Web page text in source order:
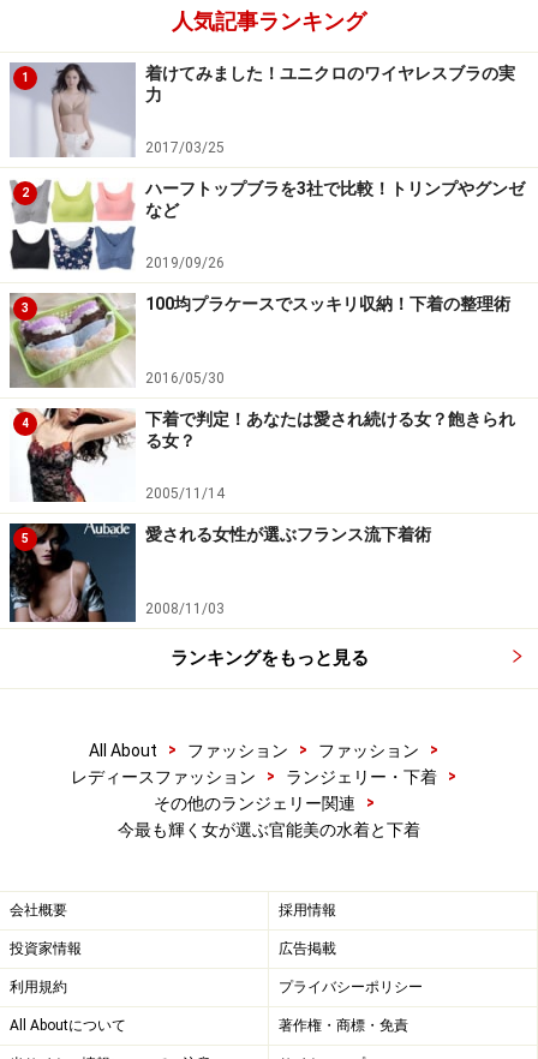
人気記事ランキング
1
着けてみました！ユニクロのワイヤレスブラの実
力
2017/03/25
2
ハーフトップブラを3社で比較！トリンプやグンゼ
など
2019/09/26
3 100均プラケースでスッキリ収納！下着の整理術
2016/05/30
4
下着で判定！あなたは愛され続ける女？飽きられ
る女？
2005/11/14
5 愛される女性が選ぶフランス流下着術
2008/11/03
ランキングをもっと見る
All About > ファッション > ファッション
>
レディースファッション
> ランジェリー・下着
>
その他のランジェリー関連
>
今最も輝く女が選ぶ官能美の水着と下着
会社概要 採用情報
投資家情報 広告掲載
利用規約 プライバシーポリシー
All Aboutについて 著作権・商標・免責